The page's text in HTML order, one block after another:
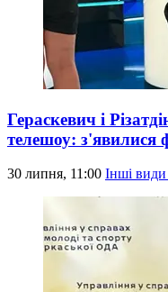
Гераскевич і
телешоу: з'явилися
30 липня, 11:00 Інші